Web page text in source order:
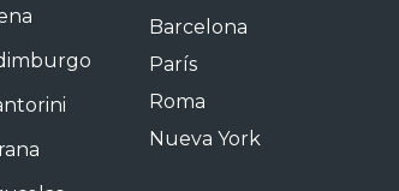
Barcelona
París
Roma
Nueva York